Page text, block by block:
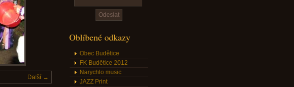
Oblíbené odkazy
Obec Budětice
FK Budětice 2012
Narychlo music
JAZZ Print
Další →